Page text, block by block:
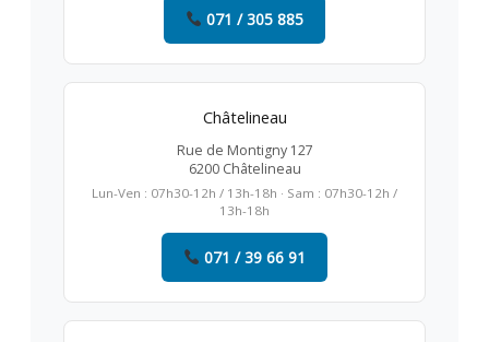
071 / 305 885
Châtelineau
Rue de Montigny 127
6200 Châtelineau
Lun-Ven : 07h30-12h / 13h-18h · Sam : 07h30-12h /
13h-18h
071 / 39 66 91